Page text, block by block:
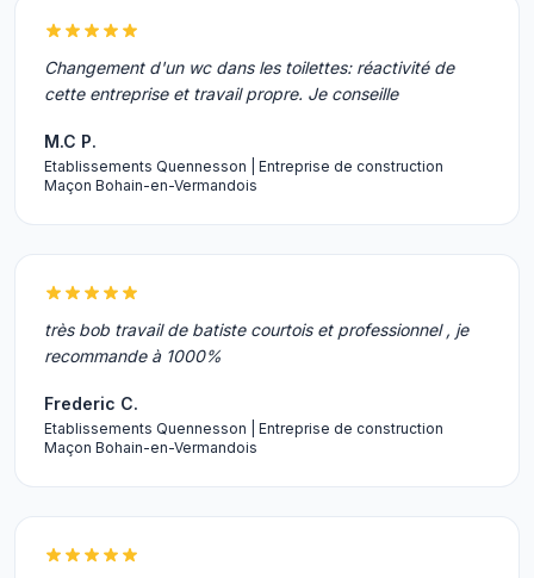
Changement d'un wc dans les toilettes: réactivité de
cette entreprise et travail propre. Je conseille
M.C P.
Etablissements Quennesson | Entreprise de construction
Maçon Bohain-en-Vermandois
très bob travail de batiste courtois et professionnel , je
recommande à 1000%
Frederic C.
Etablissements Quennesson | Entreprise de construction
Maçon Bohain-en-Vermandois